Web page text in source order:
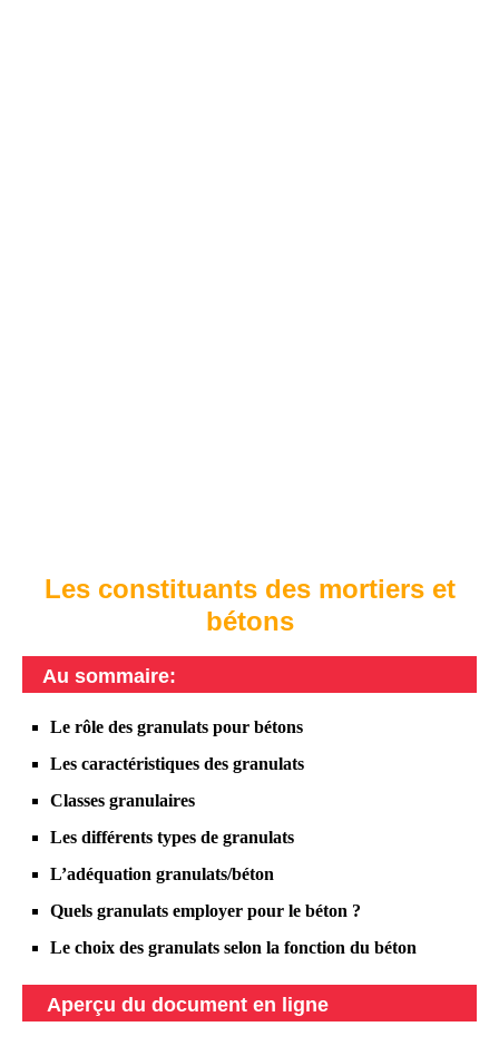
Les constituants des mortiers et
bétons
Au sommaire:
Le rôle des granulats pour bétons
Les caractéristiques des granulats
Classes granulaires
Les différents types de granulats
L’adéquation granulats/béton
Quels granulats employer pour le béton ?
Le choix des granulats selon la fonction du béton
Aperçu du document en ligne